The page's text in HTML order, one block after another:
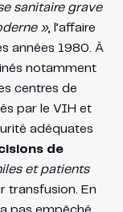
sanitaire grave
»​, l’affaire
années 1980. À
notamment
centres de
par le VIH et
adéquates
de
et patients
transfusion​. En